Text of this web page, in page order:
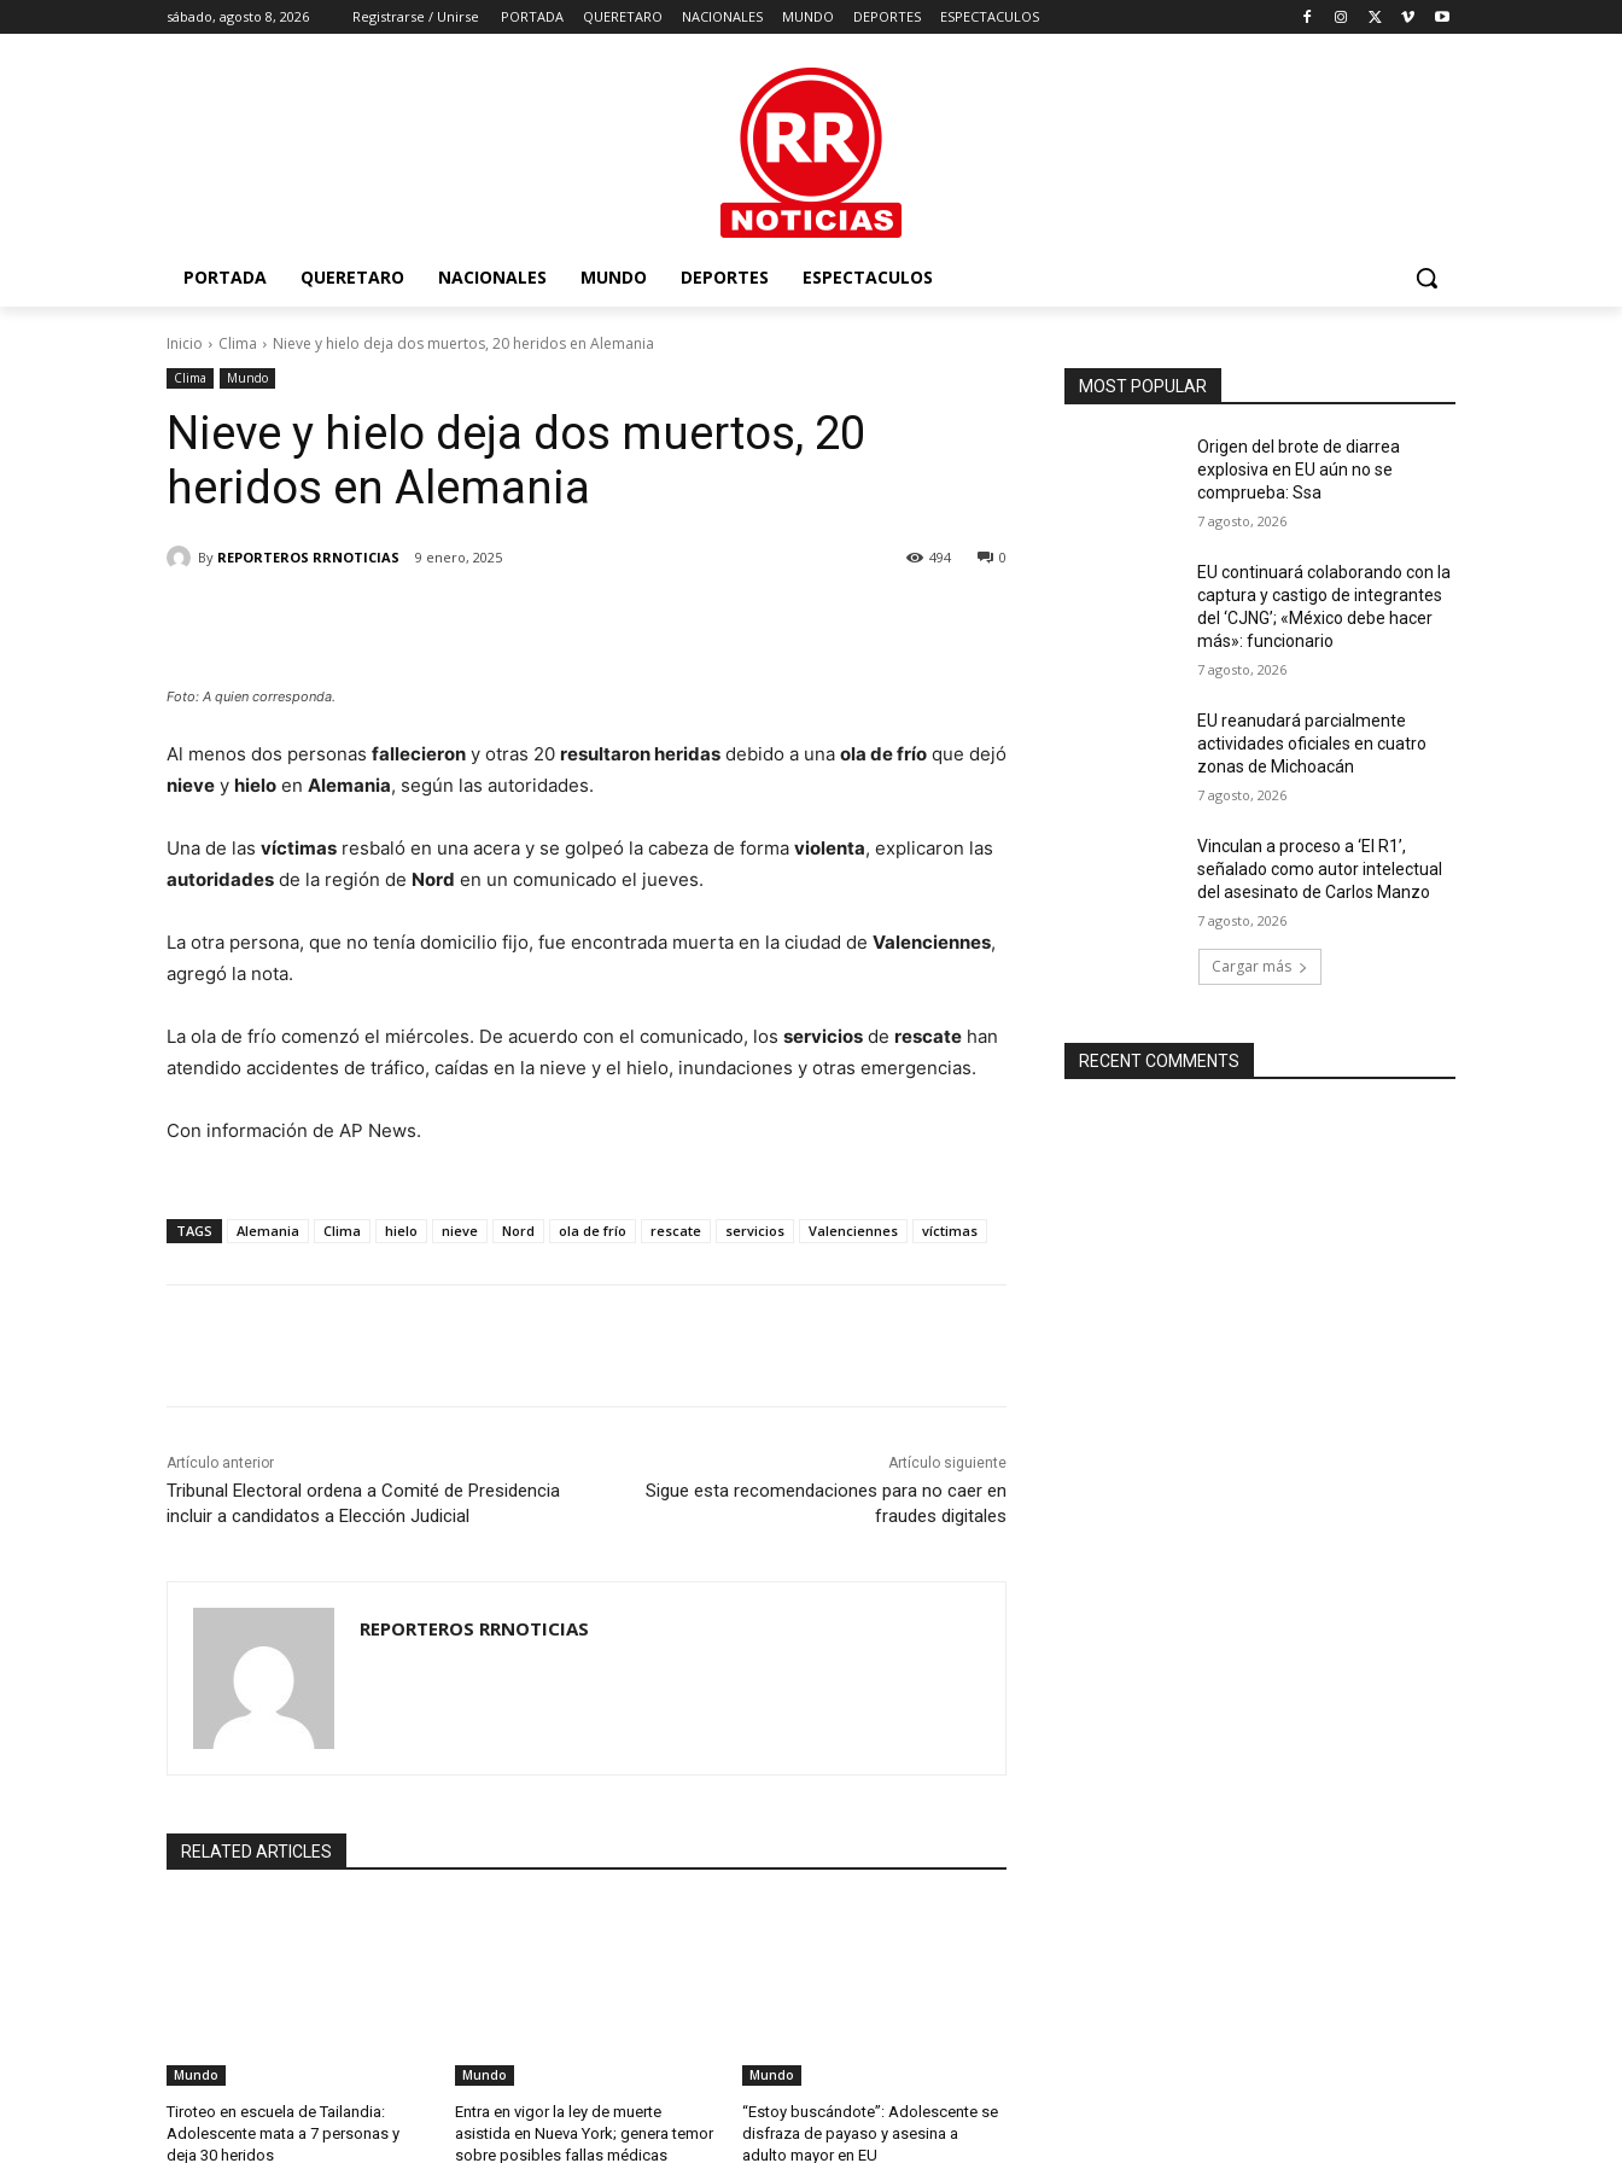
sábado, agosto 8, 2026 Registrarse / Unirse PORTADA QUERETARO NACIONALES MUNDO DEPORTES ESPECTACULOS
PORTADA QUERETARO NACIONALES MUNDO DEPORTES ESPECTACULOS
Inicio Clima Nieve y hielo deja dos muertos, 20 heridos en Alemania
Clima Mundo
Nieve y hielo deja dos muertos, 20
heridos en Alemania
By REPORTEROS RRNOTICIAS 9 enero, 2025 0
494
Foto: A quien corresponda.
Al menos dos personas fallecieron y otras 20 resultaron heridas debido a una ola de frío que dejó
nieve y hielo en Alemania, según las autoridades.
Una de las víctimas resbaló en una acera y se golpeó la cabeza de forma violenta, explicaron las
autoridades de la región de Nord en un comunicado el jueves.
La otra persona, que no tenía domicilio fijo, fue encontrada muerta en la ciudad de Valenciennes,
agregó la nota.
La ola de frío comenzó el miércoles. De acuerdo con el comunicado, los servicios de rescate han
atendido accidentes de tráfico, caídas en la nieve y el hielo, inundaciones y otras emergencias.
Con información de AP News.
TAGS Alemania Clima hielo nieve Nord ola de frío rescate servicios Valenciennes víctimas
Artículo anterior
Tribunal Electoral ordena a Comité de Presidencia
incluir a candidatos a Elección Judicial
Artículo siguiente
Sigue esta recomendaciones para no caer en
fraudes digitales
REPORTEROS RRNOTICIAS
RELATED ARTICLES
Mundo
Tiroteo en escuela de Tailandia:
Adolescente mata a 7 personas y
deja 30 heridos
Mundo
Entra en vigor la ley de muerte
asistida en Nueva York; genera temor
sobre posibles fallas médicas
Mundo
“Estoy buscándote”: Adolescente se
disfraza de payaso y asesina a
adulto mayor en EU
MOST POPULAR
Origen del brote de diarrea
explosiva en EU aún no se
comprueba: Ssa
7 agosto, 2026
EU continuará colaborando con la
captura y castigo de integrantes
del ‘CJNG’; «México debe hacer
más»: funcionario
7 agosto, 2026
EU reanudará parcialmente
actividades oficiales en cuatro
zonas de Michoacán
7 agosto, 2026
Vinculan a proceso a ‘El R1’,
señalado como autor intelectual
del asesinato de Carlos Manzo
7 agosto, 2026
Cargar más
RECENT COMMENTS